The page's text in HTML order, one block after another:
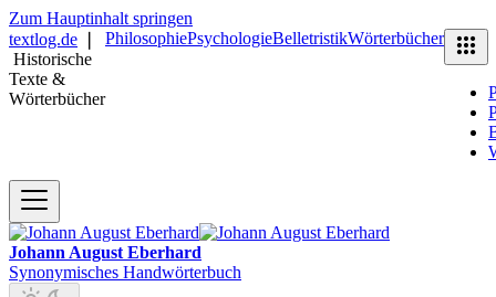
Zum Hauptinhalt springen
textlog.de
Historische
Texte &
Wörterbücher
PhilosophiePsychologieBelletristikWörterbücher
Johann August Eberhard
Synonymisches Handwörterbuch